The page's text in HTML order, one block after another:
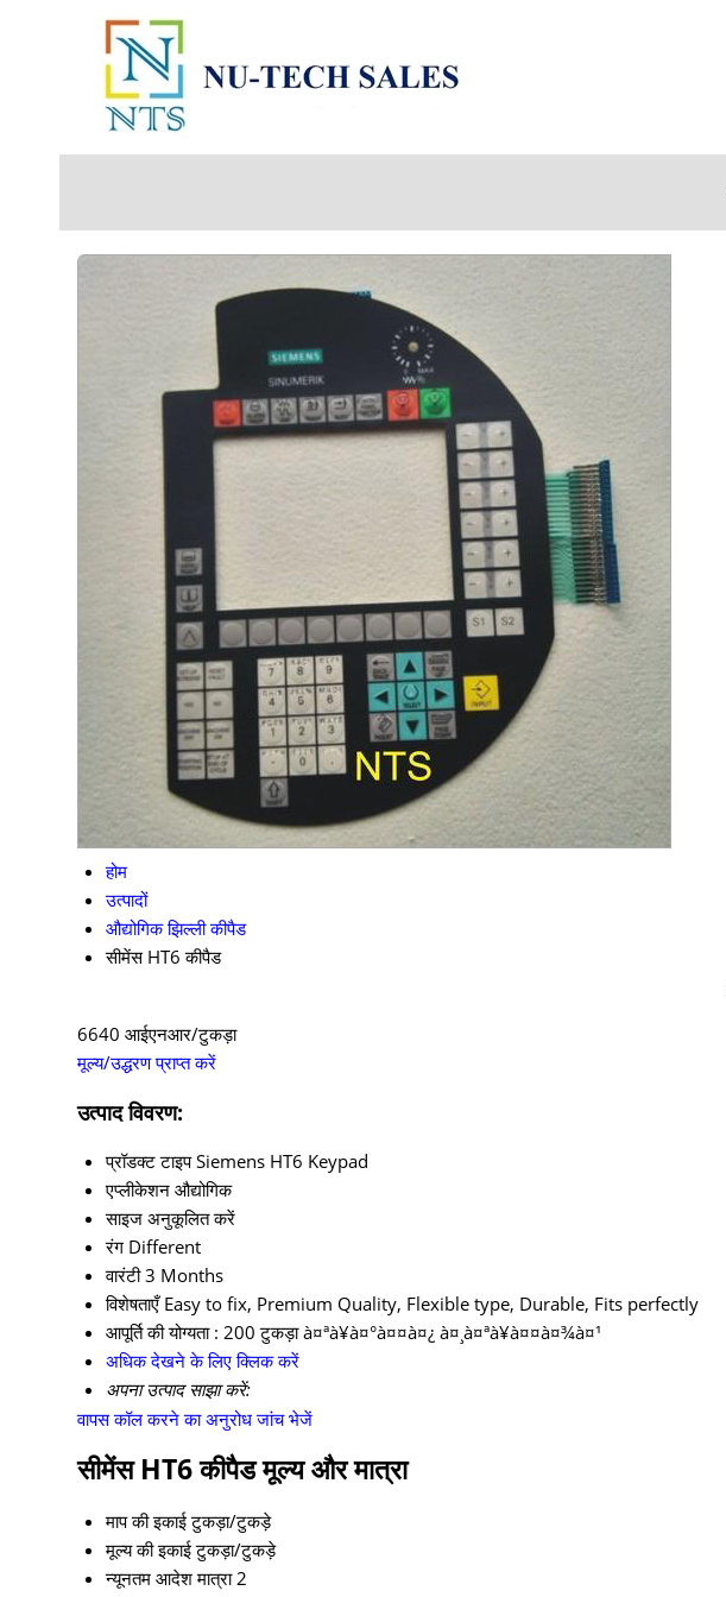
होम
उत्पादों
औद्योगिक झिल्ली कीपैड
सीमेंस HT6 कीपैड
6640 आईएनआर/टुकड़ा
मूल्य/उद्धरण प्राप्त करें
उत्पाद विवरण:
प्रॉडक्ट टाइप Siemens HT6 Keypad
एप्लीकेशन औद्योगिक
साइज अनुकूलित करें
रंग Different
वारंटी 3 Months
विशेषताएँ Easy to fix, Premium Quality, Flexible type, Durable, Fits perfectly
आपूर्ति की योग्यता : 200 टुकड़ा à¤ªà¥à¤°à¤¤à¤¿ à¤¸à¤ªà¥à¤¤à¤¾à¤¹
अधिक देखने के लिए क्लिक करें
अपना उत्पाद साझा करें:
वापस कॉल करने का अनुरोध जांच भेजें
सीमेंस HT6 कीपैड मूल्य और मात्रा
माप की इकाई टुकड़ा/टुकड़े
मूल्य की इकाई टुकड़ा/टुकड़े
न्यूनतम आदेश मात्रा 2